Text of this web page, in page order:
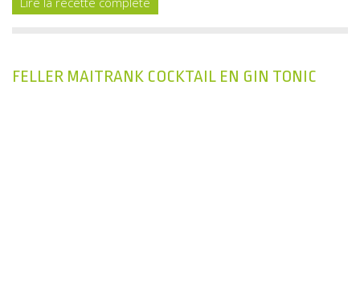
FELLER MAITRANK COCKTAIL EN GIN TONIC